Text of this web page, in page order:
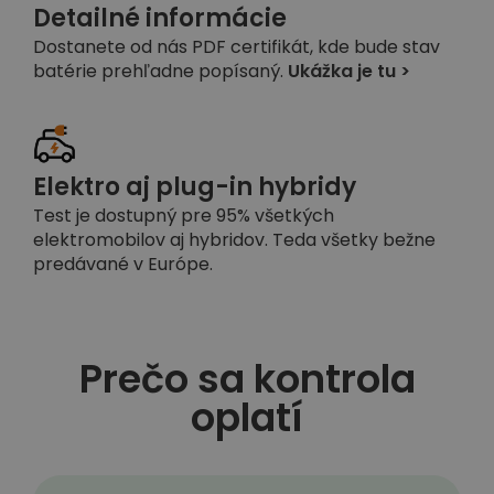
Detailné informácie
Dostanete od nás PDF certifikát, kde bude stav
batérie prehľadne popísaný. Ukážka je tu >
Elektro aj plug-in hybridy
Test je dostupný pre 95% všetkých
elektromobilov aj hybridov. Teda všetky bežne
predávané v Európe.
Prečo sa kontrola
oplatí